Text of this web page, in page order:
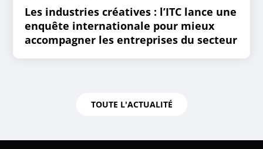
Les industries créatives : l’ITC lance une
enquête internationale pour mieux
accompagner les entreprises du secteur
TOUTE L'ACTUALITÉ